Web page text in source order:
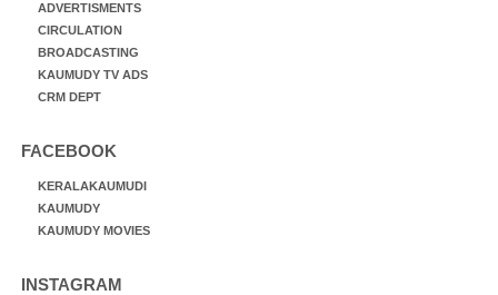
ADVERTISMENTS
CIRCULATION
BROADCASTING
KAUMUDY TV ADS
CRM DEPT
FACEBOOK
KERALAKAUMUDI
KAUMUDY
KAUMUDY MOVIES
INSTAGRAM